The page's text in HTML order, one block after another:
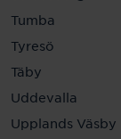
Tumba
Tyresö
Täby
Uddevalla
Upplands Väsby